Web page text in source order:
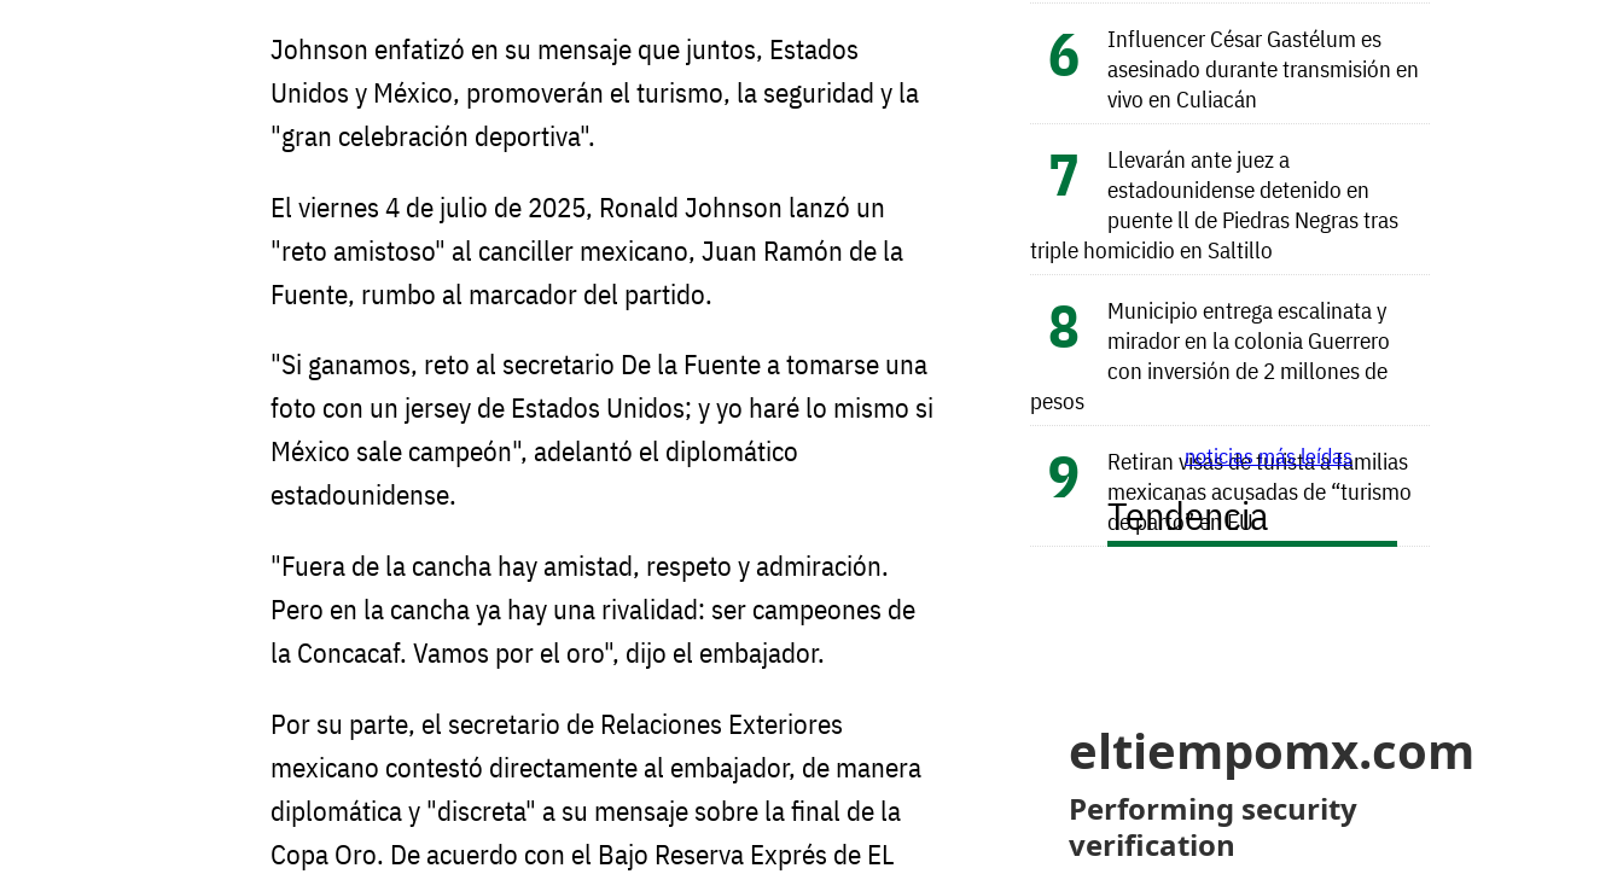
Johnson enfatizó en su mensaje que juntos, Estados
Unidos y México, promoverán el turismo, la seguridad y la
"gran celebración deportiva".
El viernes 4 de julio de 2025, Ronald Johnson lanzó un
"reto amistoso" al canciller mexicano, Juan Ramón de la
Fuente, rumbo al marcador del partido.
"Si ganamos, reto al secretario De la Fuente a tomarse una
foto con un jersey de Estados Unidos; y yo haré lo mismo si
México sale campeón", adelantó el diplomático
estadounidense.
"Fuera de la cancha hay amistad, respeto y admiración.
Pero en la cancha ya hay una rivalidad: ser campeones de
la Concacaf. Vamos por el oro", dijo el embajador.
Por su parte, el secretario de Relaciones Exteriores
mexicano contestó directamente al embajador, de manera
diplomática y "discreta" a su mensaje sobre la final de la
Copa Oro. De acuerdo con el Bajo Reserva Exprés de EL
Influencer César Gastélum es
asesinado durante transmisión en
vivo en Culiacán
Llevarán ante juez a
estadounidense detenido en
puente ll de Piedras Negras tras
triple homicidio en Saltillo
Municipio entrega escalinata y
mirador en la colonia Guerrero
con inversión de 2 millones de
pesos
Retiran visas de turista a familias
mexicanas acusadas de “turismo
de parto” en EU
noticias más leídas
Tendencia